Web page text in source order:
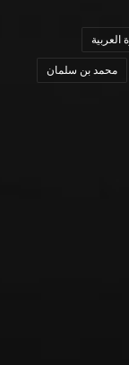
محمد بن سلمان